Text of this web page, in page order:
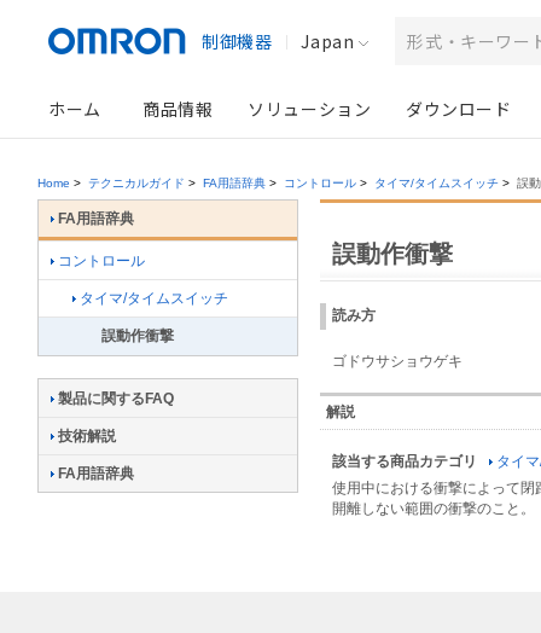
制御機器 Japan
ホーム 商品情報 ソリューション ダウンロード
Home > テクニカルガイド > FA用語辞典 > コントロール > タイマ/タイムスイッチ > 誤
誤動作衝撃
読み方
ゴドウサショウゲキ
解説
該当する商品カテゴリ
タイ
使用中における衝撃によって
開離しない範囲の衝撃のこと。
FA用語辞典
コントロール
タイマ/タイムスイッチ
誤動作衝撃
製品に関するFAQ
技術解説
FA用語辞典